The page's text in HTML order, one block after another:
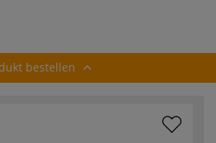
bestellen